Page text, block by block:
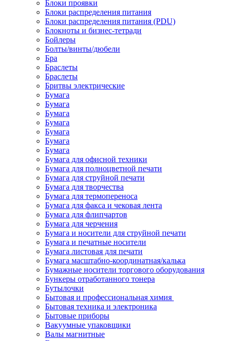
Блоки проявки
Блоки распределения питания
Блоки распределения питания (PDU)
Блокноты и бизнес-тетради
Бойлеры
Болты/винты/дюбели
Бра
Браслеты
Браслеты
Бритвы электрические
Бумага
Бумага
Бумага
Бумага
Бумага
Бумага
Бумага
Бумага для офисной техники
Бумага для полноцветной печати
Бумага для струйной печати
Бумага для творчества
Бумага для термопереноса
Бумага для факса и чековая лента
Бумага для флипчартов
Бумага для черчения
Бумага и носители для струйной печати
Бумага и печатные носители
Бумага листовая для печати
Бумага масштабно-координатная/калька
Бумажные носители торгового оборудования
Бункеры отработанного тонера
Бутылочки
Бытовая и профессиональная химия
Бытовая техника и электроника
Бытовые приборы
Вакуумные упаковщики
Валы магнитные